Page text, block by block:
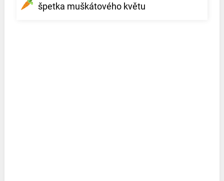
špetka muškátového květu